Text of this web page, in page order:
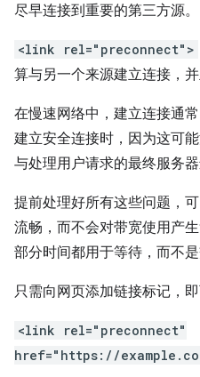
尽早连接到重要的第三方源。
<link rel="preconnect">
算与另一个来源建立连接，
在慢速网络中，建立连接通
建立安全连接时，因为这可
与处理用户请求的最终服务器
提前处理好所有这些问题，
流畅，而不会对带宽使用产
部分时间都用于等待，而不是
只需向网页添加链接标记，
<link rel="preconnect"
href="https://